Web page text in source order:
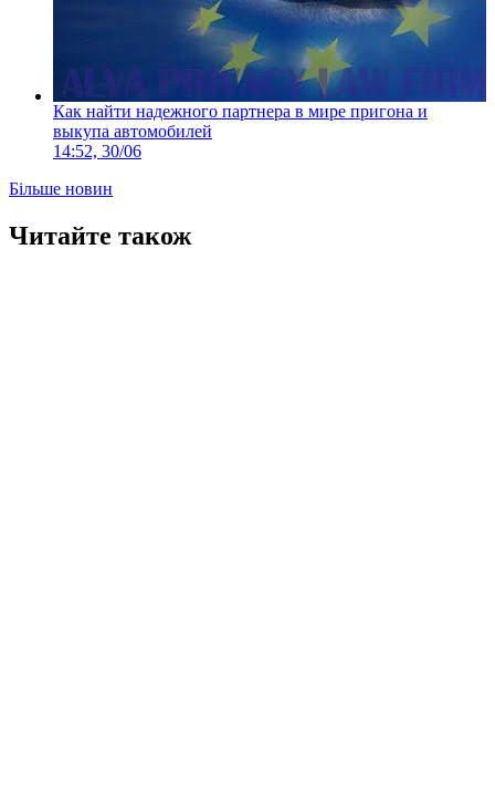
Как найти надежного партнера в мире пригона и
выкупа автомобилей
14:52, 30/06
Більше новин
Читайте також